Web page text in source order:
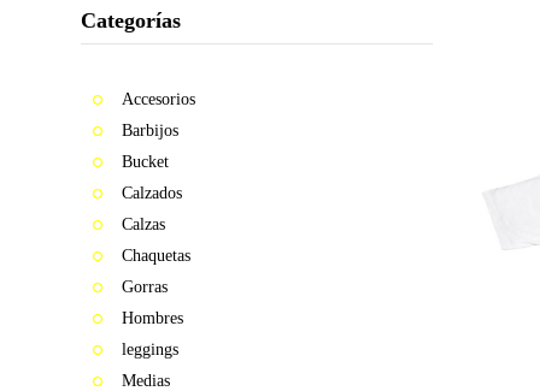
Categorías
Accesorios
Barbijos
Bucket
Calzados
Calzas
Chaquetas
Gorras
Hombres
leggings
Medias
Barbijos
MOSQUITA
MUERTA
VOS